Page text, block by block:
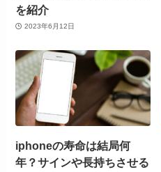
を紹介
2023年6月12日
iphoneの寿命は結局何
年？サインや長持ちさせる